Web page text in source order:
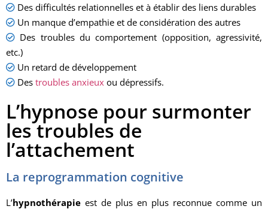
Des difficultés relationnelles et à établir des liens durables
Un manque d’empathie et de considération des autres
Des troubles du comportement (opposition, agressivité,
etc.)
Un retard de développement
Des troubles anxieux ou dépressifs.
L’hypnose pour surmonter
les troubles de
l’attachement
La reprogrammation cognitive
L’hypnothérapie est de plus en plus reconnue comme un